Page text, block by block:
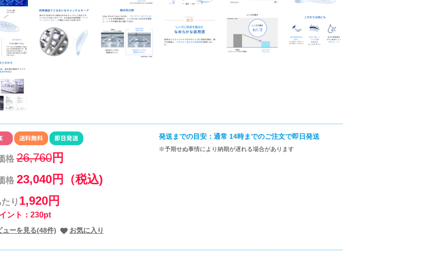
格26,760円
格 23,040円（税込)
り 1,920円
ント：230pt
ューを見る(48件) お気に入り
発送までの目安：通常 14時までのご注文で即日発送
※予期せぬ事情により納期が遅れる場合があります